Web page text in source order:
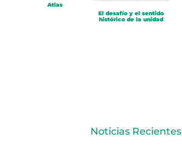
Atlas
El desafío y el sentido
histórico de la unidad
Noticias Recientes